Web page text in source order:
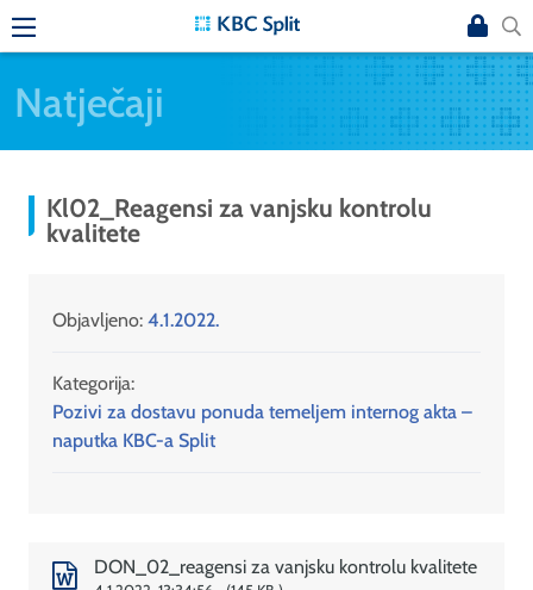
Natječaji
Kl02_Reagensi za vanjsku kontrolu
kvalitete
Objavljeno: 4.1.2022.
Kategorija:
Pozivi za dostavu ponuda temeljem internog akta –
naputka KBC-a Split
DON_02_reagensi za vanjsku kontrolu kvalitete